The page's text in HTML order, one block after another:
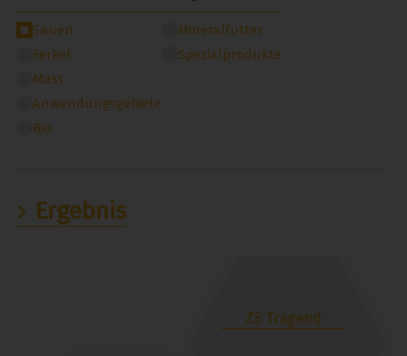
Sauen
Ferkel
Mast
Anwendungsgebiete
Bio
Mineralfutter
Spezialprodukte
Ergebnis
ZS Tragend